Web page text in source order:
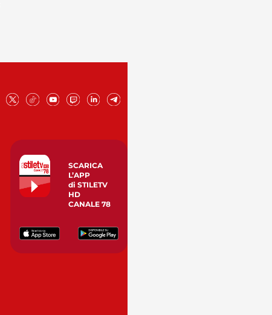
SCARICA
L’APP
di STILETV
HD
CANALE 78